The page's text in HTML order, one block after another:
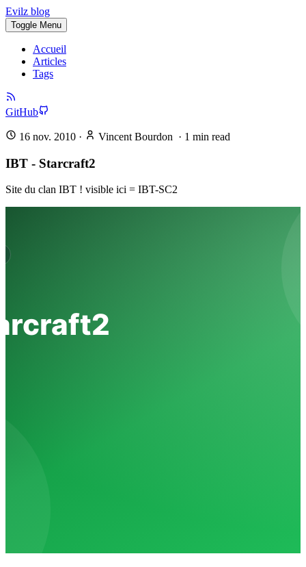
Evilz blog
Toggle Menu
Accueil
Articles
Tags
GitHub
16 nov. 2010 · Vincent Bourdon · 1 min read
IBT - Starcraft2
Site du clan IBT ! visible ici = IBT-SC2